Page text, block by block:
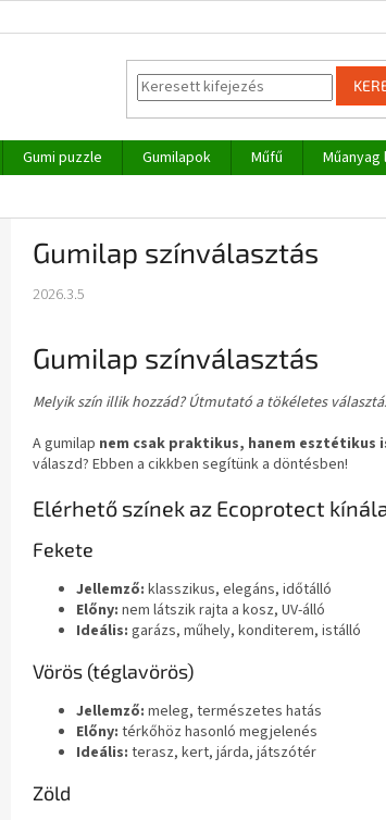
Gumi puzzle Gumilapok Műfű Műanyag
Gumilap színválasztás
2026.3.5
Gumilap színválasztás
Melyik szín illik hozzád? Útmutató a tökéletes
A gumilap nem csak praktikus, hanem esztétikus
válaszd? Ebben a cikkben segítünk a döntésben!
Elérhető színek az Ecoprotect
Fekete
Jellemző: klasszikus, elegáns, időtálló
Előny: nem látszik rajta a kosz, UV-álló
Ideális: garázs, műhely, konditerem, istálló
Vörös (téglavörös)
Jellemző: meleg, természetes hatás
Előny: térkőhöz hasonló megjelenés
Ideális: terasz, kert, járda, játszótér
Zöld